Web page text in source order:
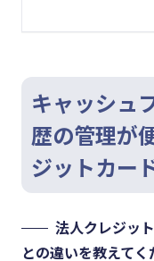
キャッシュ
歴の管理が
ジットカー
法人クレジッ
との違いを教えてく